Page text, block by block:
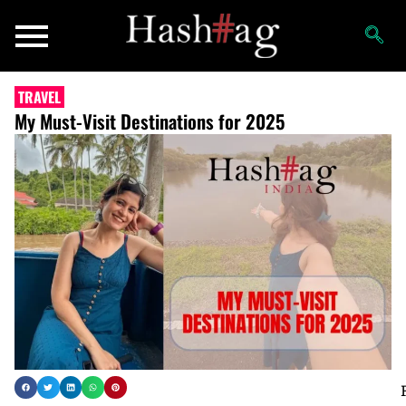
TRAVEL
My Must-Visit Destinations for 2025